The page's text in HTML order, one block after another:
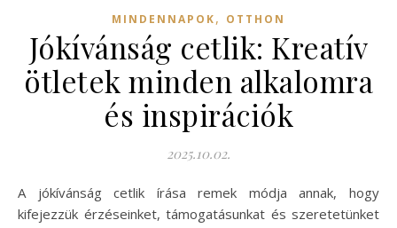
MINDENNAPOK, OTTHON
Jókívánság cetlik: Kreatív
ötletek minden alkalomra
és inspirációk
2025.10.02.
A jókívánság cetlik írása remek módja annak, hogy
kifejezzük érzéseinket, támogatásunkat és szeretetünket